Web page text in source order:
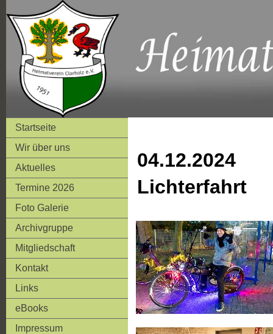
Startseite
Wir über uns
Aktuelles
Termine 2026
Foto Galerie
Archivgruppe
Mitgliedschaft
Kontakt
Links
eBooks
Impressum
04.12.2024
Lichterfahrt